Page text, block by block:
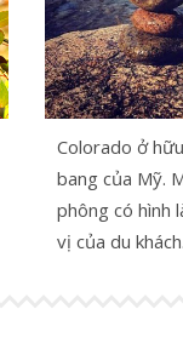
Colorado ở
bang của Mỹ.
phông có hình
vị của du khách.